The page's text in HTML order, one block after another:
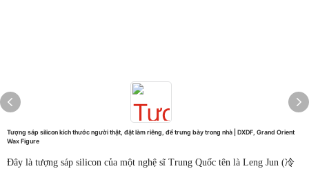
Tượng sáp silicon kích thước người thật, đặt làm riêng, để trưng bày trong nhà | DXDF, Grand Orient
Wax Figure
Đây là tượng sáp silicon của một nghệ sĩ Trung Quốc tên là Leng Jun (冷